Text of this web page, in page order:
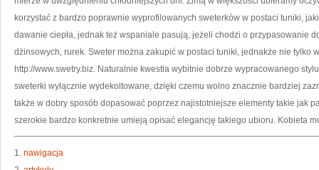
korzystać z bardzo poprawnie wyprofilowanych sweterków w postaci tuniki,
dawanie ciepła, jednak też wspaniale pasują, jeżeli chodzi o przypasowanie
dżinsowych, rurek. Sweter można zakupić w postaci tuniki, jednakże nie tylko
http://www.swetry.biz. Naturalnie kwestia wybitnie dobrze wypracowanego
sweterki wyłącznie wydekoltowane, dzięki czemu wolno znacznie bardziej
także w dobry sposób dopasować poprzez najistotniejsze elementy takie jak
szerokie bardzo konkretnie umieją opisać elegancję takiego ubioru. Kobieta
1. nawigacja